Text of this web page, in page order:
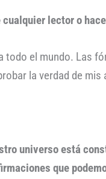
lector o
todo el mundo. Las
la verdad de mis
universo está
que